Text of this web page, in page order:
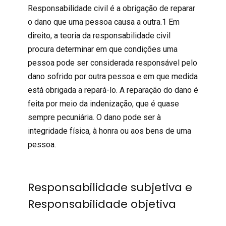
Responsabilidade civil é a obrigação de reparar
o dano que uma pessoa causa a outra.1 Em
direito, a teoria da responsabilidade civil
procura determinar em que condições uma
pessoa pode ser considerada responsável pelo
dano sofrido por outra pessoa e em que medida
está obrigada a repará-lo. A reparação do dano é
feita por meio da indenização, que é quase
sempre pecuniária. O dano pode ser à
integridade física, à honra ou aos bens de uma
pessoa.
Responsabilidade subjetiva e
Responsabilidade objetiva